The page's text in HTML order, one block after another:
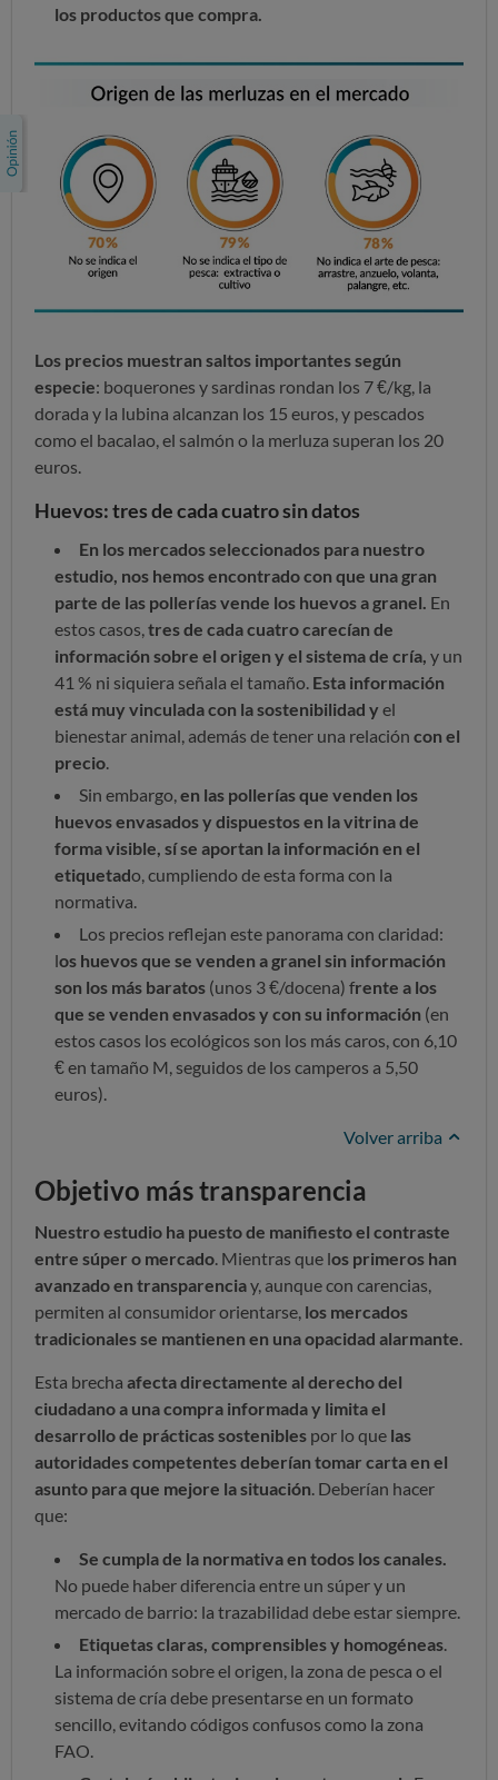
los productos que compra.
Los precios muestran saltos importantes según
especie: boquerones y sardinas rondan los 7 €/kg, la
dorada y la lubina alcanzan los 15 euros, y pescados
como el bacalao, el salmón o la merluza superan los 20
euros.
Huevos: tres de cada cuatro sin datos
En los mercados seleccionados para nuestro
estudio, nos hemos encontrado con que una gran
parte de las pollerías vende los huevos a granel. En
estos casos,tres de cada cuatro carecían de
información sobre el origen y el sistema de cría, y un
41 % ni siquiera señala el tamaño. Esta información
está muy vinculada con la sostenibilidad y el
bienestar animal, además de tener una relación con el
precio.
Sin embargo,en las pollerías que venden los
huevos envasados y dispuestos en la vitrina de
forma visible, sí se aportan la información en el
etiquetado, cumpliendo de esta forma con la
normativa.
Los precios reflejan este panorama con claridad:
los huevos que se venden a granel sin información
son los más baratos (unos 3 €/docena) frente a los
que se venden envasados y con su información (en
estos casos los ecológicos son los más caros, con 6,10
€ en tamaño M, seguidos de los camperos a 5,50
euros).
Volver arriba
Objetivo más transparencia
Nuestro estudio ha puesto de manifiesto el contraste
entre súper o mercado. Mientras que los primeros han
avanzado en transparenciay, aunque con carencias,
permiten al consumidor orientarse, los mercados
tradicionales se mantienen en una opacidad alarmante.
Esta brecha afecta directamente al derecho del
ciudadano a una compra informada y limita el
desarrollo de prácticas sostenibles por lo que las
autoridades competentes deberían tomar carta en el
asunto para que mejore la situación. Deberían hacer
que:
Se cumpla de la normativa en todos los canales.
No puede haber diferencia entre un súper y un
mercado de barrio: la trazabilidad debe estar siempre.
Etiquetas claras, comprensibles y homogéneas.
La información sobre el origen, la zona de pesca o el
sistema de cría debe presentarse en un formato
sencillo, evitando códigos confusos como la zona
FAO.